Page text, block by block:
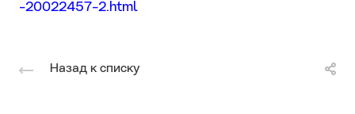
-20022457-2.html
Назад к списку